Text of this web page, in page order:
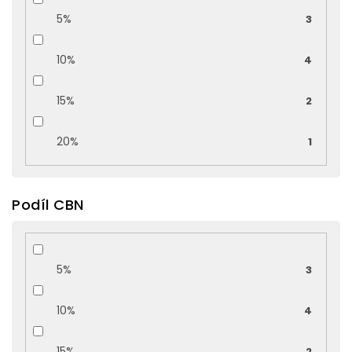
5% 3
10% 4
15% 2
20% 1
Podíl CBN
5% 3
10% 4